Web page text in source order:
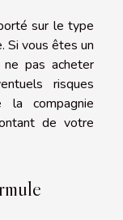
sur le type
Si vous êtes un
ne pas acheter
risques
la compagnie
de votre